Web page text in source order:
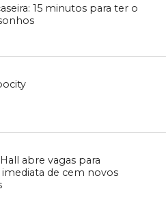
15 minutos para ter o
abre vagas para
de cem novos